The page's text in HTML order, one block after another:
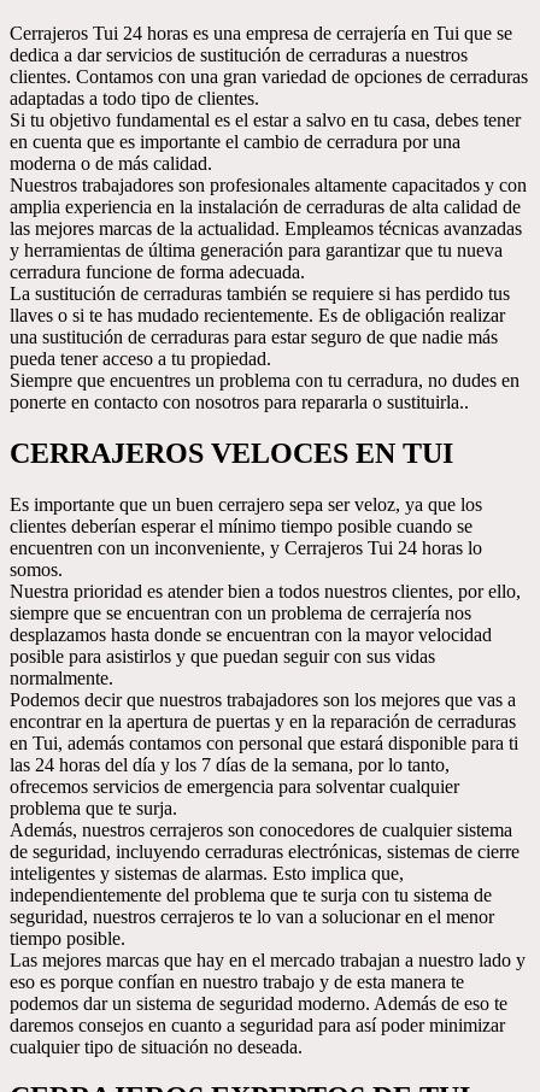
Cerrajeros Tui 24 horas es una empresa de cerrajería en Tui que se
dedica a dar servicios de sustitución de cerraduras a nuestros
clientes. Contamos con una gran variedad de opciones de cerraduras
adaptadas a todo tipo de clientes.
Si tu objetivo fundamental es el estar a salvo en tu casa, debes tener
en cuenta que es importante el cambio de cerradura por una
moderna o de más calidad.
Nuestros trabajadores son profesionales altamente capacitados y con
amplia experiencia en la instalación de cerraduras de alta calidad de
las mejores marcas de la actualidad. Empleamos técnicas avanzadas
y herramientas de última generación para garantizar que tu nueva
cerradura funcione de forma adecuada.
La sustitución de cerraduras también se requiere si has perdido tus
llaves o si te has mudado recientemente. Es de obligación realizar
una sustitución de cerraduras para estar seguro de que nadie más
pueda tener acceso a tu propiedad.
Siempre que encuentres un problema con tu cerradura, no dudes en
ponerte en contacto con nosotros para repararla o sustituirla..
CERRAJEROS VELOCES EN TUI
Es importante que un buen cerrajero sepa ser veloz, ya que los
clientes deberían esperar el mínimo tiempo posible cuando se
encuentren con un inconveniente, y Cerrajeros Tui 24 horas lo
somos.
Nuestra prioridad es atender bien a todos nuestros clientes, por ello,
siempre que se encuentran con un problema de cerrajería nos
desplazamos hasta donde se encuentran con la mayor velocidad
posible para asistirlos y que puedan seguir con sus vidas
normalmente.
Podemos decir que nuestros trabajadores son los mejores que vas a
encontrar en la apertura de puertas y en la reparación de cerraduras
en Tui, además contamos con personal que estará disponible para ti
las 24 horas del día y los 7 días de la semana, por lo tanto,
ofrecemos servicios de emergencia para solventar cualquier
problema que te surja.
Además, nuestros cerrajeros son conocedores de cualquier sistema
de seguridad, incluyendo cerraduras electrónicas, sistemas de cierre
inteligentes y sistemas de alarmas. Esto implica que,
independientemente del problema que te surja con tu sistema de
seguridad, nuestros cerrajeros te lo van a solucionar en el menor
tiempo posible.
Las mejores marcas que hay en el mercado trabajan a nuestro lado y
eso es porque confían en nuestro trabajo y de esta manera te
podemos dar un sistema de seguridad moderno. Además de eso te
daremos consejos en cuanto a seguridad para así poder minimizar
cualquier tipo de situación no deseada.